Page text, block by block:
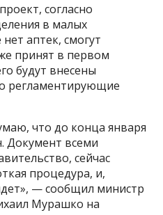
согласно
в малых
аптек, смогут
принят в первом
будут внесены
регламентирующие
что до конца января
Документ всеми
сейчас
процедура, и,
— сообщил министр
Мурашко на